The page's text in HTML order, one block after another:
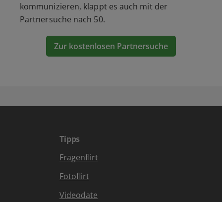
kommunizieren, klappt es auch mit der
Partnersuche nach 50.
Zur kostenlosen Partnersuche
Tipps
Fragenflirt
Fotoflirt
Videodate